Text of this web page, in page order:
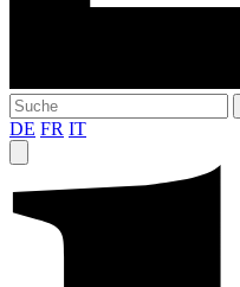
DE FR IT